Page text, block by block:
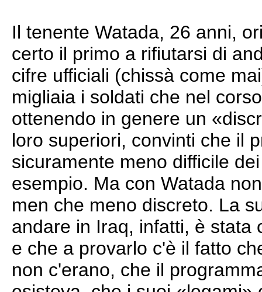
Il tenente Watada, 26 anni,
certo il primo a rifiutarsi di
cifre ufficiali (chissà come
migliaia i soldati che nel
ottenendo in genere un
loro superiori, convinti che il
sicuramente meno difficile
esempio. Ma con Watada
men che meno discreto. La
andare in Iraq, infatti, è stata
e che a provarlo c'è il fatto
non c'erano, che il